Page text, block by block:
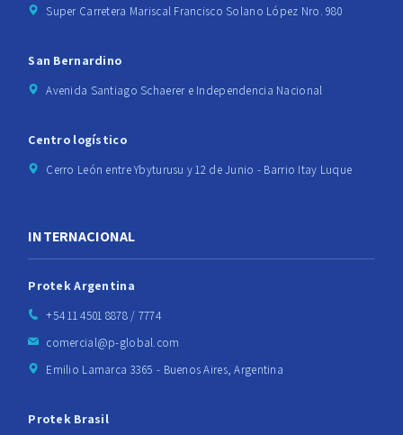
Super Carretera Mariscal Francisco Solano López Nro. 980
San Bernardino
Avenida Santiago Schaerer e Independencia Nacional
Centro logístico
Cerro León entre Ybyturusu y 12 de Junio - Barrio Itay Luque
INTERNACIONAL
Protek Argentina
+54 11 4501 8878 / 7774
comercial@p-global.com
Emilio Lamarca 3365 - Buenos Aires, Argentina
Protek Brasil